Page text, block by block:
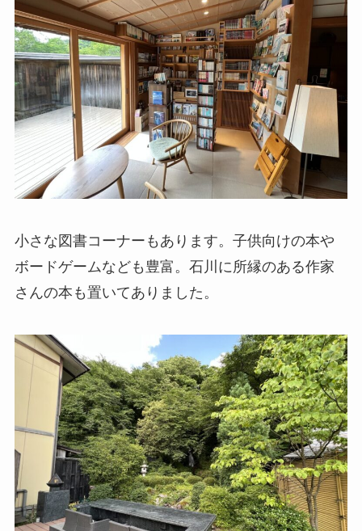
小さな図書コーナーもあります。子供向けの本や
ボードゲームなども豊富。石川に所縁のある作家
さんの本も置いてありました。